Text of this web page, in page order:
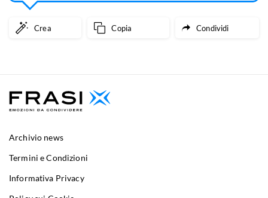
Crea Copia Condividi
Archivio news
Termini e Condizioni
Informativa Privacy